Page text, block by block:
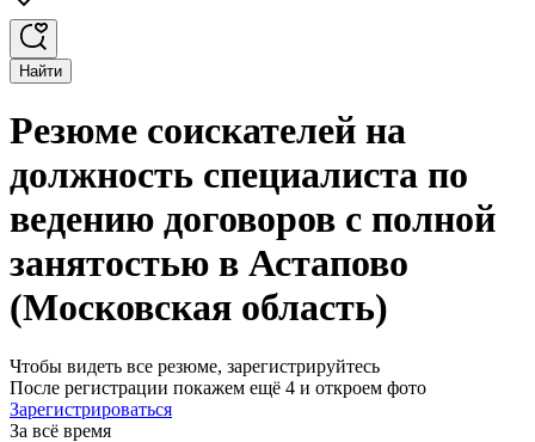
Найти
Резюме соискателей на
должность специалиста по
ведению договоров с полной
занятостью в Астапово
(Московская область)
Чтобы видеть все резюме, зарегистрируйтесь
После регистрации покажем ещё 4 и откроем фото
Зарегистрироваться
За всё время